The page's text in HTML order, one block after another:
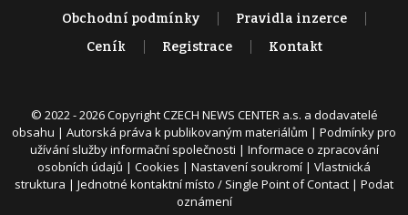
Obchodní podmínky
Pravidla inzerce
Ceník
Registrace Kontakt
© 2022 - 2026 Copyright CZECH NEWS CENTER a.s. a dodavatelé
obsahu | Autorská práva k publikovaným materiálům | Podmínky pro
užívání služby informační společnosti | Informace o zpracování
osobních údajů | Cookies | Nastavení soukromí | Vlastnická
struktura | Jednotné kontaktní místo / Single Point of Contact | Podat
oznámení